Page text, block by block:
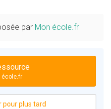
école.fr
pour plus tard
par Mon école.fr